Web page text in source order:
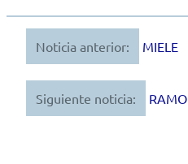
Navegación
de
entradas
Noticia anterior: MIELE
Siguiente noticia: